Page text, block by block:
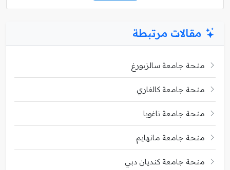
مقالات مرتبطة
منحة جامعة سالزبورغ
منحة جامعة كالغاري
منحة جامعة ناغويا
منحة جامعة مانهايم
منحة جامعة كنديان دبي